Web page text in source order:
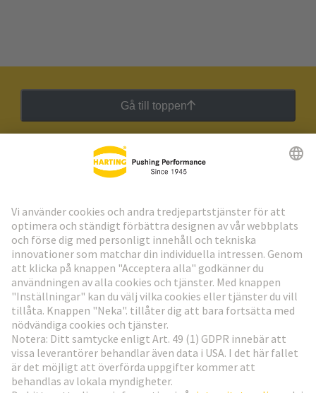
Gå till toppen
HARTING:s nyhetsbrev
Gå till registrering
Social Media